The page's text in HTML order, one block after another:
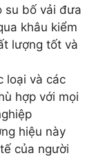
su bố vải đưa
khâu kiểm
lượng tốt và
loại và các
hợp với mọi
hiệu này
của người